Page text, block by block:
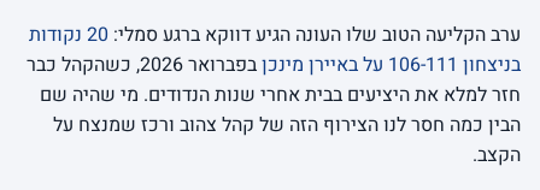
ערב הקליעה הטוב שלו העונה הגיע דווקא ברגע סמלי:
20 נקודות
בניצחון 106-111 על באיירן מינכן
בפברואר 2026, כשהקהל כבר
חזר למלא את היציעים בבית אחרי שנות הנדודים. מי שהיה שם
הבין כמה חסר לנו הצירוף הזה של קהל צהוב ורכז שמנצח על
הקצב.